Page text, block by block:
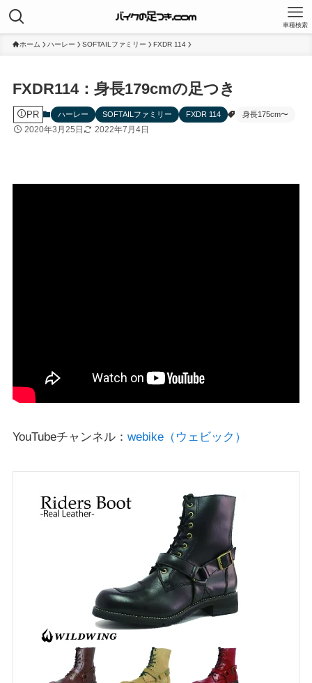
車種検索
ホーム ハーレー SOFTAILファミリー FXDR 114
FXDR114：身長179cmの足つき
PR ハーレー SOFTAILファミリー FXDR 114 身長175cm〜
2020年3月25日 2022年7月4日
YouTubeチャンネル： webike（ウェビック）